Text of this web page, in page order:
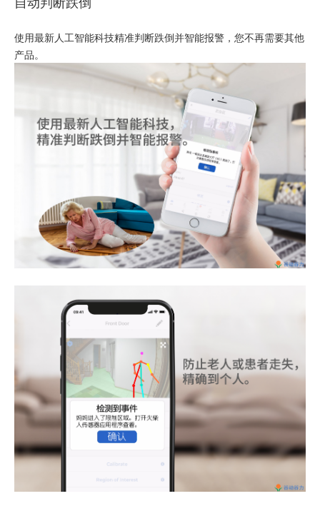
使用最新人工智能科技精准判断跌倒并智能报警，您不再需要其他
产品。